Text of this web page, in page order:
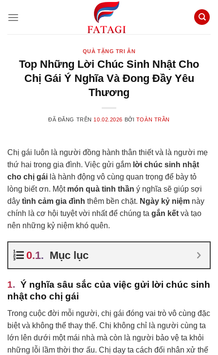
đến
QUÀ TẶNG TRI ÂN
Top Những Lời Chúc Sinh Nhật Cho
Chị Gái Ý Nghĩa Và Đong Đầy Yêu
Thương
ĐÃ ĐĂNG TRÊN 10.02.2026 BỞI TOÀN TRẦN
Chị gái luôn là người đồng hành thân thiết và là người mẹ
thứ hai trong gia đình. Việc gửi gắm lời chúc sinh nhật
cho chị gái là hành động vô cùng quan trọng để bày tỏ
lòng biết ơn. Một món quà tinh thần ý nghĩa sẽ giúp sợi
dây tình cảm gia đình thêm bền chặt. Ngày kỷ niệm này
chính là cơ hội tuyệt vời nhất để chúng ta gắn kết và tạo
nên những kỷ niệm khó quên.
Mục lục
Ý nghĩa sâu sắc của việc gửi lời chúc sinh
nhật cho chị gái
Trong cuộc đời mỗi người, chị gái đóng vai trò vô cùng đặc
biệt và không thể thay thế. Chị không chỉ là người cùng ta
lớn lên dưới một mái nhà mà còn là người bảo vệ ta khỏi
những lỗi lầm thời thơ ấu. Chị dạy ta cách đối nhân xử thế